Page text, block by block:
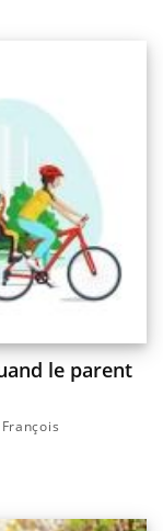
le parent